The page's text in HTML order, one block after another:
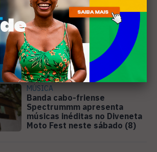
EDUCAÇÃO
Justiça determina que
Prefeitura de Cabo Frio
pague horas extras a
professores
MÚSICA
Banda cabo-friense
Spectrummm apresenta
músicas inéditas no Diveneta
Moto Fest neste sábado (8)